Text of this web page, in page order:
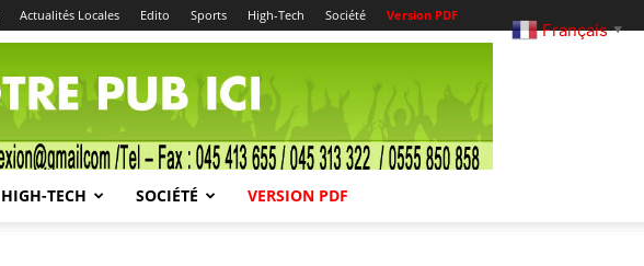
Actualités Locales Edito Sports High-Tech Société Version PDF
HIGH-TECH SOCIÉTÉ VERSION PDF
Français ▼